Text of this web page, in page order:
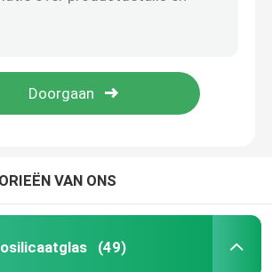
buis
VAN ONS
(49)